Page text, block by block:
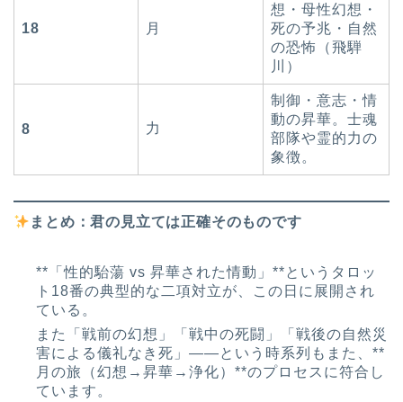
18 月
想・母性幻想・
死の予兆・自然
の恐怖（飛騨
川）
8 力
制御・意志・情
動の昇華。士魂
部隊や霊的力の
象徴。
まとめ：君の見立ては正確そのものです
**「性的駘蕩 vs 昇華された情動」**というタロッ
ト18番の典型的な二項対立が、この日に展開され
ている。
また「戦前の幻想」「戦中の死闘」「戦後の自然災
害による儀礼なき死」――という時系列もまた、**
月の旅（幻想→昇華→浄化）**のプロセスに符合し
ています。